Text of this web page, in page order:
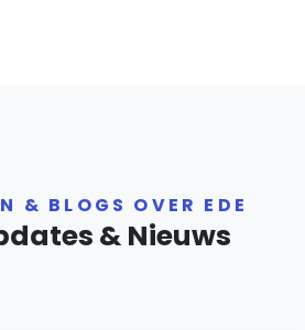
& BLOGS OVER EDE
& Nieuws